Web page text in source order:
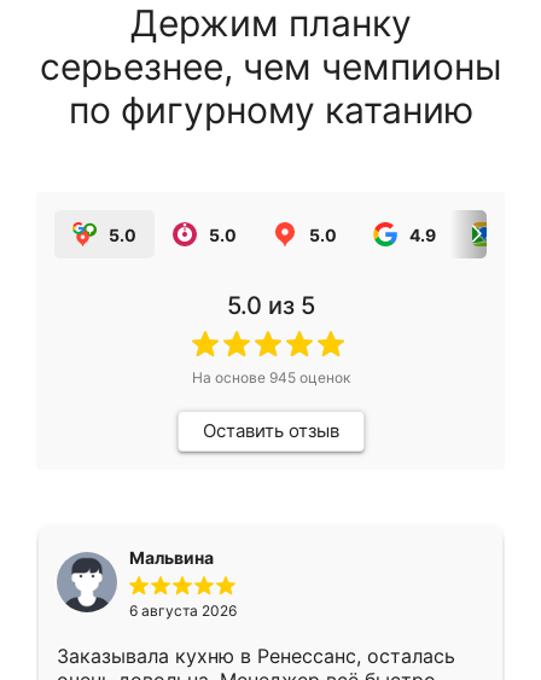
Держим планку
серьезнее, чем чемпионы
по фигурному катанию
5.0 5.0 5.0 4.9
5.0 из 5
На основе 945оценок
Оставить отзыв
Мальвина
6 августа 2026
Заказывала кухню в Ренессанс, осталась